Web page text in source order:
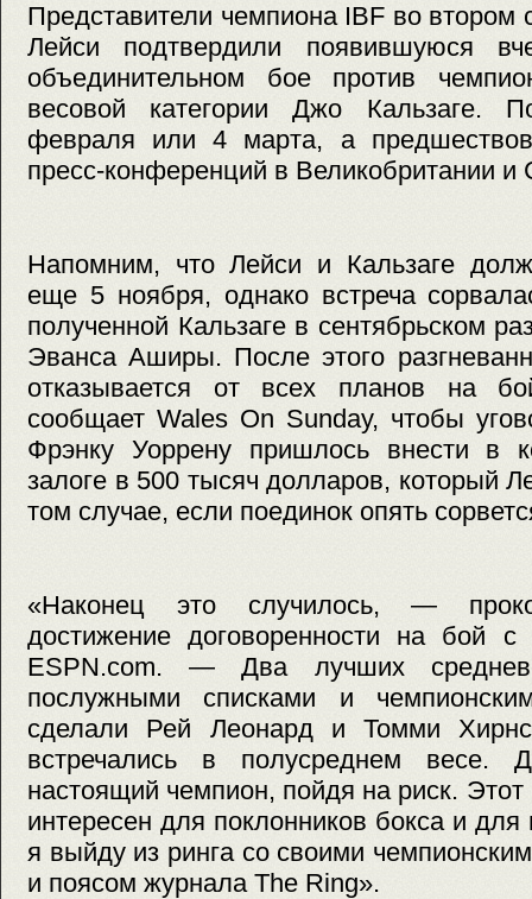
Представители чемпиона IBF во
Лейси подтвердили появившуюся
объединительном бое против
весовой категории Джо Кальзаге.
февраля или 4 марта, а
пресс-конференций в Великобритании
Напомним, что Лейси и Кальзаге
еще 5 ноября, однако встреча
полученной Кальзаге в сентябрьском
Эванса Аширы. После этого
отказывается от всех планов на
сообщает Wales On Sunday, чтобы
Фрэнку Уоррену пришлось внести в
залоге в 500 тысяч долларов, который
том случае, если поединок опять
«Наконец это случилось, —
достижение договоренности на бой
ESPN.com. — Два лучших
послужными списками и
сделали Рей Леонард и Томми
встречались в полусреднем весе.
настоящий чемпион, пойдя на риск.
интересен для поклонников бокса и для
я выйду из ринга со своими
и поясом журнала The Ring».